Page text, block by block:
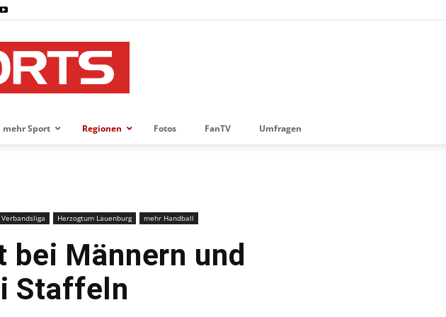
mehr Sport Regionen Fotos FanTV Umfragen
Verbandsliga Herzogtum Lauenburg mehr Handball
Männern und
Staffeln